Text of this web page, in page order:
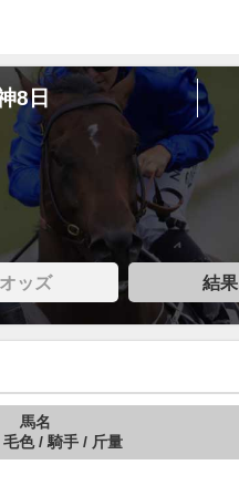
8日
オッズ 結果
馬名
色 / 騎手 / 斤量